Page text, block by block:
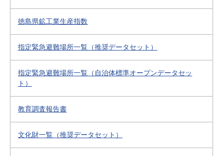
徳島県鉱工業生産指数
指定緊急避難場所一覧（推奨データセット）
指定緊急避難場所一覧（自治体標準オープンデータセッ
ト）
教育調査報告書
文化財一覧（推奨データセット）